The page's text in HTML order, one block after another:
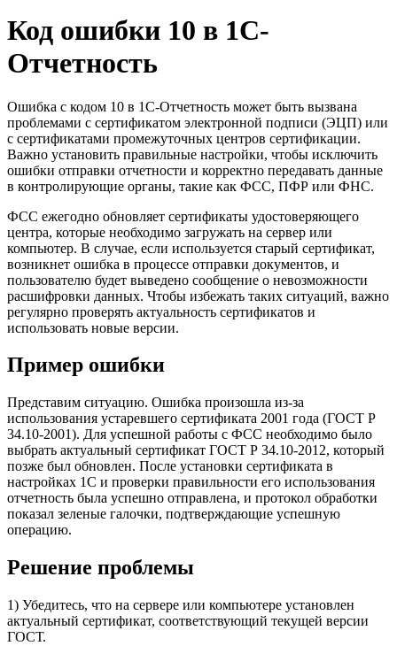
Код ошибки 10 в 1С-
Отчетность
Ошибка с кодом 10 в 1С-Отчетность может быть вызвана
проблемами с сертификатом электронной подписи (ЭЦП) или
с сертификатами промежуточных центров сертификации.
Важно установить правильные настройки, чтобы исключить
ошибки отправки отчетности и корректно передавать данные
в контролирующие органы, такие как ФСС, ПФР или ФНС.
ФСС ежегодно обновляет сертификаты удостоверяющего
центра, которые необходимо загружать на сервер или
компьютер. В случае, если используется старый сертификат,
возникнет ошибка в процессе отправки документов, и
пользователю будет выведено сообщение о невозможности
расшифровки данных. Чтобы избежать таких ситуаций, важно
регулярно проверять актуальность сертификатов и
использовать новые версии.
Пример ошибки
Представим ситуацию. Ошибка произошла из-за
использования устаревшего сертификата 2001 года (ГОСТ Р
34.10-2001). Для успешной работы с ФСС необходимо было
выбрать актуальный сертификат ГОСТ Р 34.10-2012, который
позже был обновлен. После установки сертификата в
настройках 1С и проверки правильности его использования
отчетность была успешно отправлена, и протокол обработки
показал зеленые галочки, подтверждающие успешную
операцию.
Решение проблемы
1) Убедитесь, что на сервере или компьютере установлен
актуальный сертификат, соответствующий текущей версии
ГОСТ.